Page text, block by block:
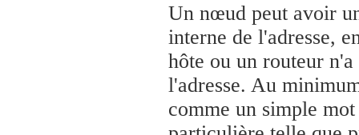
Un nœud peut avoir
interne de l'adresse,
hôte ou un routeur
l'adresse. Au
comme un simple